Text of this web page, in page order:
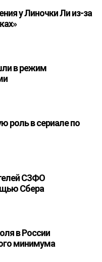
у Линочки Ли из-за
в режим
роль в сериале по
СЗФО
Сбера
в России
минимума